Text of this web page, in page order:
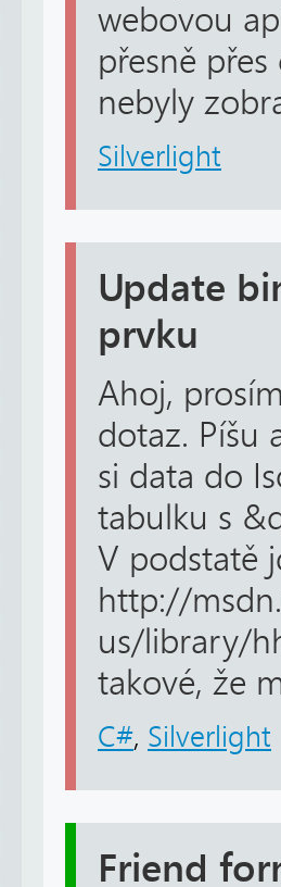
webovou
přesně
nebyly
Silverlight
Update
prvku
Ahoj,
dotaz. Píšu
si data do
tabulku s
V podstatě
http://
us/library/
takové, že
C#, Silverlight
Friend